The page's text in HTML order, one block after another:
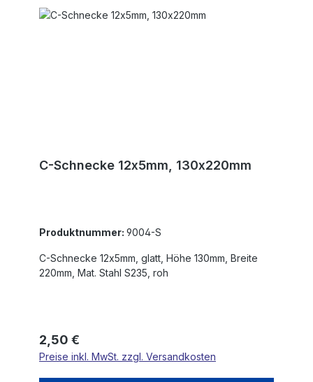
C-Schnecke 12x5mm, 130x220mm
Produktnummer: 9004-S
C-Schnecke 12x5mm, glatt, Höhe 130mm, Breite
220mm, Mat. Stahl S235, roh
Regulärer Preis:
2,50 €
Preise inkl. MwSt. zzgl. Versandkosten